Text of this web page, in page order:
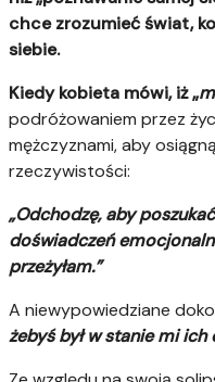
chce zrozumieć świat,
siebie.
Kiedy kobieta mówi, iż „
podróżowaniem przez
mężczyznami, aby
rzeczywistości:
„Odchodzę, aby
doświadczeń
przeżyłam.”
A niewypowiedziane
żebyś był w stanie mi ich